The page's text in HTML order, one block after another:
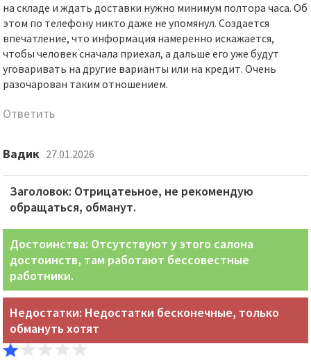
на складе и ждать доставки нужно минимум полтора часа. Об
этом по телефону никто даже не упомянул. Создается
впечатление, что информация намеренно искажается,
чтобы человек сначала приехал, а дальше его уже будут
уговаривать на другие варианты или на кредит. Очень
разочарован таким отношением.
Ответить
Вадик 27.01.2026
Заголовок: Отрицатеьное, не рекомендую
обращаться, обманут.
Достоинства: Отсутствуют у этого салона
достоинств, там работают бессовестные
работники.
Недостатки: Недостатки бесконечные, только
обмануть хотят